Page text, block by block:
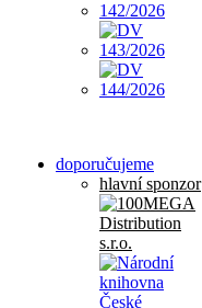
doporučujeme
hlavní sponzor